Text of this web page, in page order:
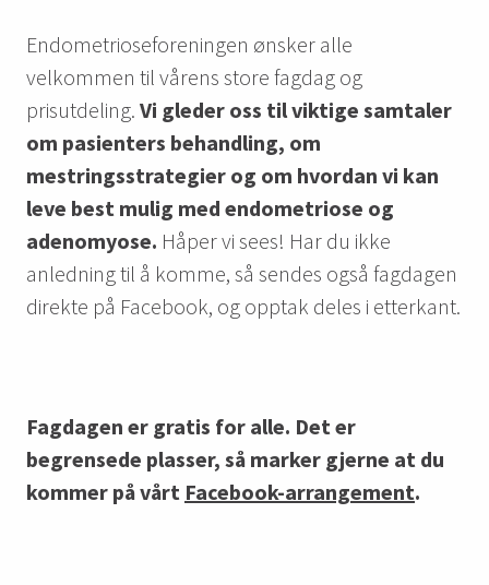
Endometrioseforeningen ønsker alle
velkommen til vårens store fagdag og
prisutdeling. Vi gleder oss til viktige samtaler
om pasienters behandling, om
mestringsstrategier og om hvordan vi kan
leve best mulig med endometriose og
adenomyose. Håper vi sees! Har du ikke
anledning til å komme, så sendes også fagdagen
direkte på Facebook, og opptak deles i etterkant.
Fagdagen er gratis for alle. Det er
begrensede plasser, så marker gjerne at du
kommer på vårt Facebook-arrangement.